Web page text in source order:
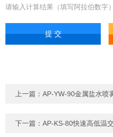
请输入计算结果（填写阿拉伯数字
上一篇：AP-YW-90金属盐水喷
下一篇：AP-KS-80快速高低温